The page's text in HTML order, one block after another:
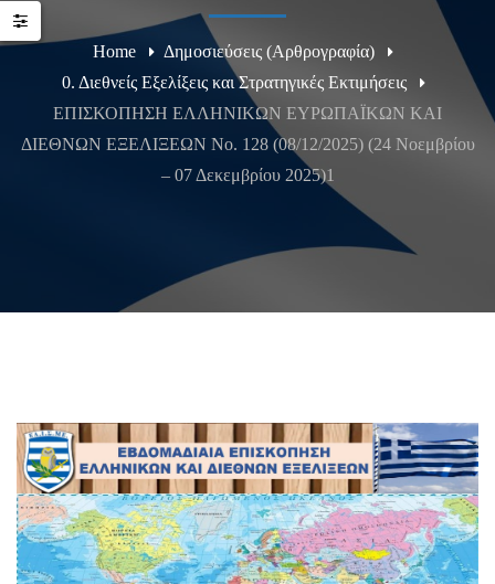
Home
Δημοσιεύσεις (Αρθρογραφία)
0. Διεθνείς Εξελίξεις και Στρατηγικές Εκτιμήσεις
ΕΠΙΣΚΟΠΗΣΗ ΕΛΛΗΝΙΚΩΝ ΕΥΡΩΠΑΪΚΩΝ ΚΑΙ
ΔΙΕΘΝΩΝ ΕΞΕΛΙΞΕΩΝ Νο. 128 (08/12/2025) (24 Νοεμβρίου
– 07 Δεκεμβρίου 2025)1